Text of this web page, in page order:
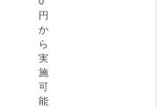
円
か
ら
実
施
可
能